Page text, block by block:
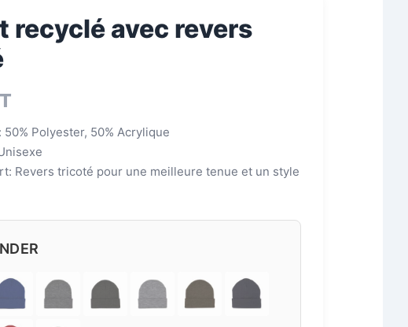
recyclé avec revers
50% Polyester, 50% Acrylique
Revers tricoté pour une meilleure tenue et un style